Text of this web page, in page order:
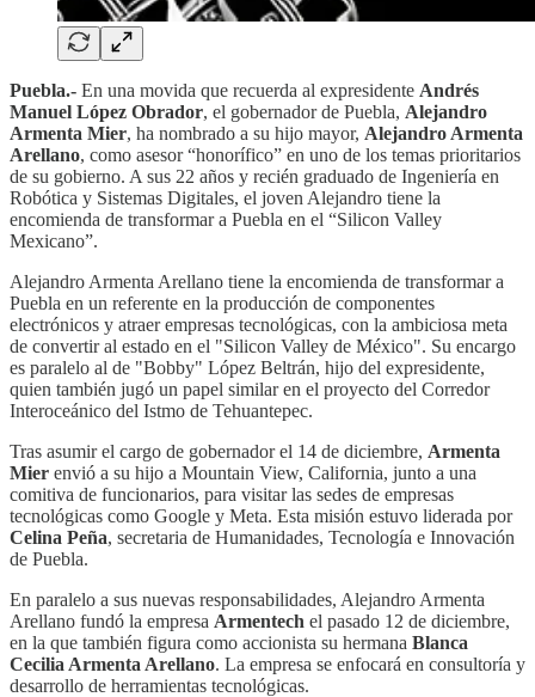
Puebla.- En una movida que recuerda al expresidente Andrés
Manuel López Obrador, el gobernador de Puebla, Alejandro
Armenta Mier, ha nombrado a su hijo mayor, Alejandro Armenta
Arellano, como asesor “honorífico” en uno de los temas prioritarios
de su gobierno. A sus 22 años y recién graduado de Ingeniería en
Robótica y Sistemas Digitales, el joven Alejandro tiene la
encomienda de transformar a Puebla en el “Silicon Valley
Mexicano”.
Alejandro Armenta Arellano tiene la encomienda de transformar a
Puebla en un referente en la producción de componentes
electrónicos y atraer empresas tecnológicas, con la ambiciosa meta
de convertir al estado en el "Silicon Valley de México". Su encargo
es paralelo al de "Bobby" López Beltrán, hijo del expresidente,
quien también jugó un papel similar en el proyecto del Corredor
Interoceánico del Istmo de Tehuantepec.
Tras asumir el cargo de gobernador el 14 de diciembre, Armenta
Mier envió a su hijo a Mountain View, California, junto a una
comitiva de funcionarios, para visitar las sedes de empresas
tecnológicas como Google y Meta. Esta misión estuvo liderada por
Celina Peña, secretaria de Humanidades, Tecnología e Innovación
de Puebla.
En paralelo a sus nuevas responsabilidades, Alejandro Armenta
Arellano fundó la empresa Armentech el pasado 12 de diciembre,
en la que también figura como accionista su hermana Blanca
Cecilia Armenta Arellano. La empresa se enfocará en consultoría y
desarrollo de herramientas tecnológicas.